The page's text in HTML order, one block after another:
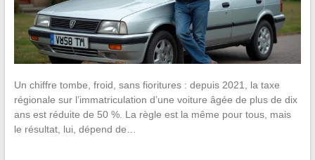
Un chiffre tombe, froid, sans fioritures : depuis 2021, la taxe
régionale sur l’immatriculation d’une voiture âgée de plus de dix
ans est réduite de 50 %. La règle est la même pour tous, mais
le résultat, lui, dépend de…